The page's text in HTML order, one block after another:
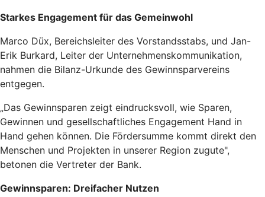
Starkes Engagement für das Gemeinwohl
Marco Düx, Bereichsleiter des Vorstandsstabs, und Jan-
Erik Burkard, Leiter der Unternehmenskommunikation,
nahmen die Bilanz-Urkunde des Gewinnsparvereins
entgegen.
„Das Gewinnsparen zeigt eindrucksvoll, wie Sparen,
Gewinnen und gesellschaftliches Engagement Hand in
Hand gehen können. Die Fördersumme kommt direkt den
Menschen und Projekten in unserer Region zugute",
betonen die Vertreter der Bank.
Gewinnsparen: Dreifacher Nutzen